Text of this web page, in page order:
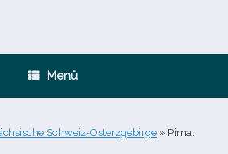
Menü
Schweiz-Osterzgebirge » Pirna: